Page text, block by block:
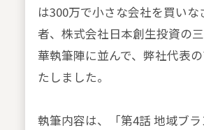
は300万で小さな会社を買いな
者、株式会社日本創生投資の
華執筆陣に並んで、弊社代表
たしました。
執筆内容は、「第4話 地域ブラ